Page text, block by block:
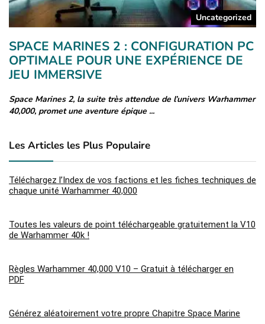
Uncategorized
SPACE MARINES 2 : CONFIGURATION PC
OPTIMALE POUR UNE EXPÉRIENCE DE
JEU IMMERSIVE
Space Marines 2, la suite très attendue de l’univers Warhammer
40,000, promet une aventure épique ...
Les Articles les Plus Populaire
Téléchargez l’Index de vos factions et les fiches techniques de
chaque unité Warhammer 40,000
Toutes les valeurs de point téléchargeable gratuitement la V10
de Warhammer 40k !
Règles Warhammer 40,000 V10 – Gratuit à télécharger en
PDF
Générez aléatoirement votre propre Chapitre Space Marine